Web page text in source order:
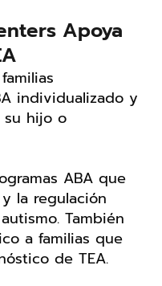
Apoya
individualizado y
su hijo o
ABA que
la regulación
También
a familias que
de TEA.